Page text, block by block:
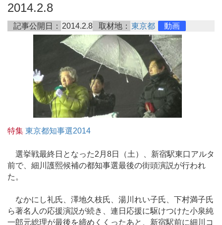
2014.2.8
記事公開日： 2014.2.8 取材地： 東京都 動画
特集 東京都知事選2014
選挙戦最終日となった2月8日（土）、新宿駅東口アルタ
前で、細川護熙候補の都知事選最後の街頭演説が行われ
た。
なかにし礼氏、澤地久枝氏、湯川れい子氏、下村満子氏
ら著名人の応援演説が続き、連日応援に駆けつけた小泉純
一郎元総理が最後を締めくくったあと、新宿駅前に細川コ